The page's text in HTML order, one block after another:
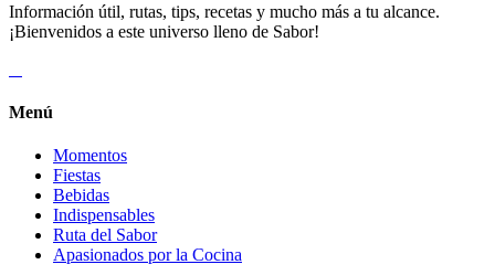
Información útil, rutas, tips, recetas y mucho más a tu alcance.
¡Bienvenidos a este universo lleno de Sabor!
Menú
Momentos
Fiestas
Bebidas
Indispensables
Ruta del Sabor
Apasionados por la Cocina